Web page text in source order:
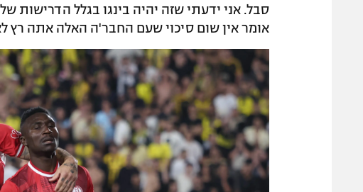
סבל. אני ידעתי שזה יהיה בינגו בגלל הדרישות
אומר אין שום סיכוי שעם החבר'ה האלה אתה רץ